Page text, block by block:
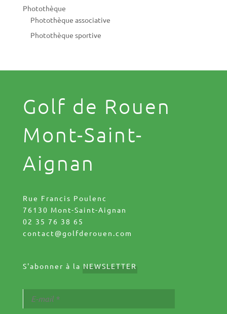
Photothèque
Photothèque associative
Photothèque sportive
Golf de Rouen
Mont-Saint-
Aignan
Rue Francis Poulenc
76130 Mont-Saint-Aignan
02 35 76 38 65
contact@golfderouen.com
S'abonner à la NEWSLETTER